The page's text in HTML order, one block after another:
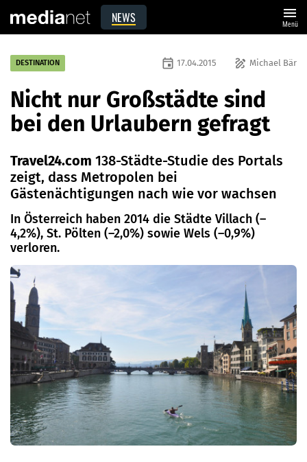
NEWS menu
Menü
DESTINATION draw Michael Bär
event 17.04.2015
Nicht nur Großstädte sind
bei den Urlaubern gefragt
Travel24.com 138-Städte-Studie des Portals
zeigt, dass Metropolen bei
Gästenächtigungen nach wie vor wachsen
In Österreich haben 2014 die Städte Villach (–
4,2%), St. Pölten (–2,0%) sowie Wels (–0,9%)
verloren.